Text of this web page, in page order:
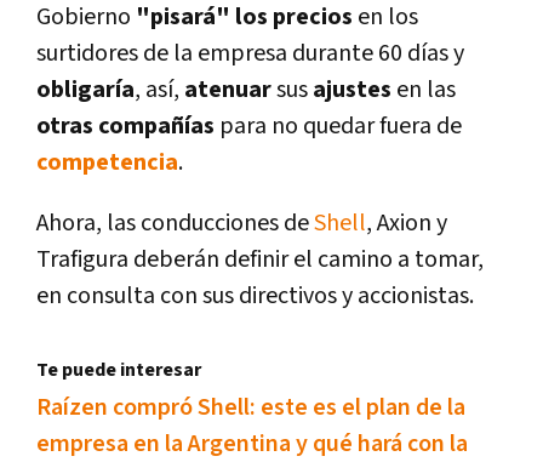
Gobierno "pisará" los precios en los
surtidores de la empresa durante 60 dí­as y
obligarí­a, así­, atenuarsusajustes en las
otras compañí­as para no quedar fuera de
competencia.
Ahora, las conducciones deShell, Axion y
Trafigura deberán definir el camino a tomar,
en consulta con sus directivos y accionistas.
Te puede interesar
Raí­zen compró Shell: este es el plan de la
empresa en la Argentina y qué hará con la